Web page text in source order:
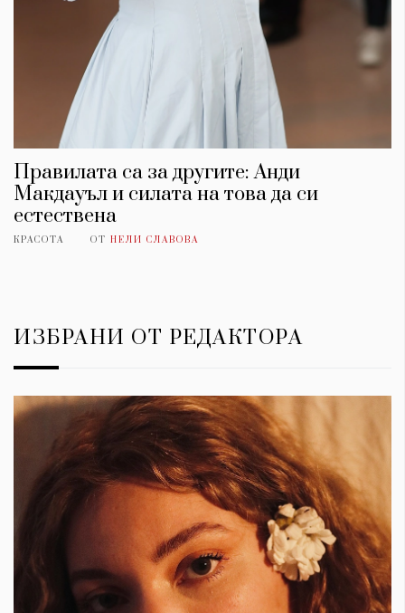
Правилата са за другите: Анди
Макдауъл и силата на това да си
естествена
КРАСОТА ОТ НЕЛИ СЛАВОВА
ИЗБРАНИ ОТ РЕДАКТОРА